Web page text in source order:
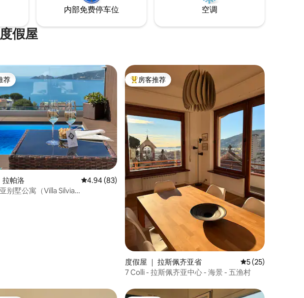
内部免费停车位 空调
假屋
5 分），共 22 条评价
荐
荐
拉帕洛 平均评分 4.94 分（满分 5 分），共 83 条评价
4.94 (83)
别墅公寓（Villa Silvia
热门「房客推荐」
房客推荐
度假屋 ｜ 拉斯佩齐亚省 平均评分 5 分（满
5 (25)
7 Colli - 拉斯佩齐亚中心 - 海景 - 五渔村